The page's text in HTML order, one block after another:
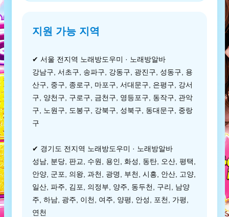
지원 가능 지역
✔ 서울 전지역 노래방도우미 · 노래방알바
강남구, 서초구, 송파구, 강동구, 광진구, 성동구, 용
산구, 중구, 종로구, 마포구, 서대문구, 은평구, 강서
구, 양천구, 구로구, 금천구, 영등포구, 동작구, 관악
구, 노원구, 도봉구, 강북구, 성북구, 동대문구, 중랑
구
✔ 경기도 전지역 노래방도우미 · 노래방알바
성남, 분당, 판교, 수원, 용인, 화성, 동탄, 오산, 평택,
안양, 군포, 의왕, 과천, 광명, 부천, 시흥, 안산, 고양,
일산, 파주, 김포, 의정부, 양주, 동두천, 구리, 남양
주, 하남, 광주, 이천, 여주, 양평, 안성, 포천, 가평,
연천